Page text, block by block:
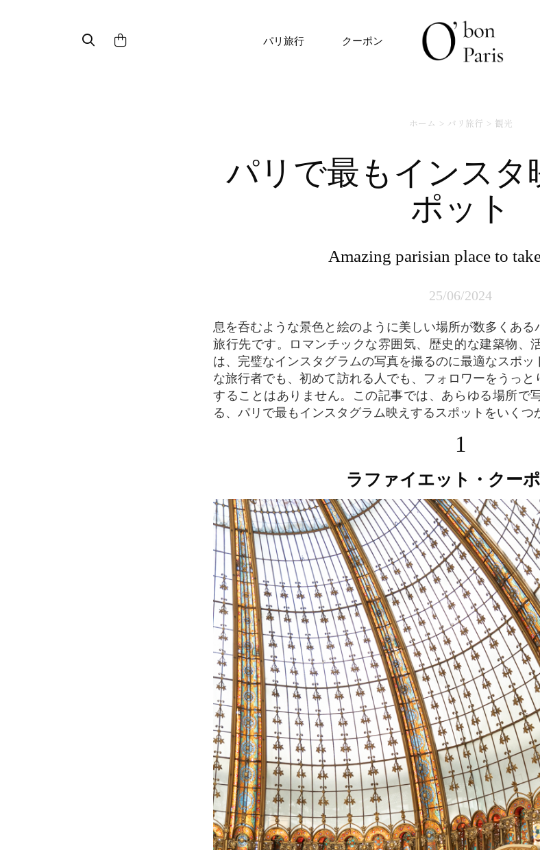
パリ旅行 クーポン
ホーム パリ旅行 観光
パリで最もインスタ映えするス
ポット
amazing parisian place to
25/06/2024
息を呑むような景色と絵のように美しい場所が数多くあるパリは、多くの人にとって夢の
旅行先です。ロマンチックな雰囲気、歴史的な建築物、
は、完璧なインスタグラムの写真を撮るのに最適なスポ
な旅行者でも、初めて訪れる人でも、フォロワーをうっと
することはありません。この記事では、あらゆる場所で
る、パリで最もインスタグラム映えするスポットをいくつ
1
ラファイエット・クー